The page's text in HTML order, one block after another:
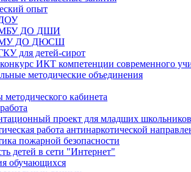
опыт
ДОУ
МБУ ДО ДШИ
МУ ДО ДЮСШ
для детей-сирот
ИКТ компетенции современного
методические объединения
кабинета
проект для младших
работа антинаркотической
пожарной безопасности
детей в сети "Интернет"
обучающихся